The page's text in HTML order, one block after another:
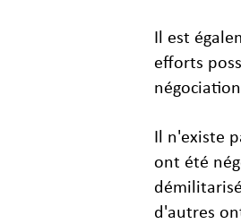
Il est
efforts
Il n'existe
ont été
d'autres